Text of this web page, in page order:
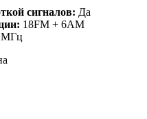
сигналов: Да
18FM + 6AM
МГц